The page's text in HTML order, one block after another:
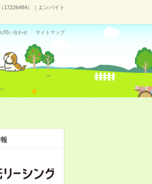
）｜エンバイト
問い合わせ サイトマップ